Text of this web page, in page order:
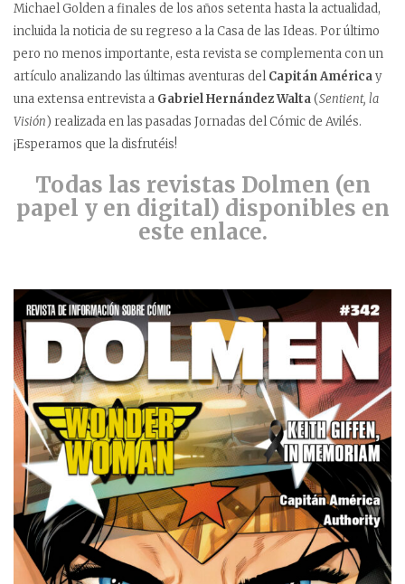
Michael Golden a finales de los años setenta hasta la actualidad,
incluida la noticia de su regreso a la Casa de las Ideas. Por último
pero no menos importante, esta revista se complementa con un
artículo analizando las últimas aventuras delCapitán Américay
una extensa entrevista a Gabriel Hernández Walta(Sentient, la
Visión) realizada en las pasadas Jornadas del Cómic de Avilés.
¡Esperamos que la disfrutéis!
Todas las revistas Dolmen (en
papel y en digital) disponibles en
este enlace.